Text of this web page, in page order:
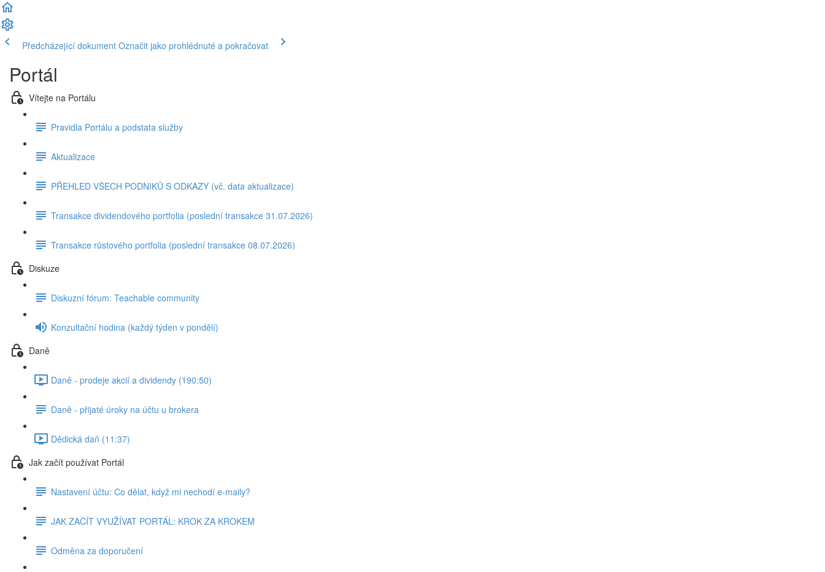
Předcházející dokument Označit jako prohlédnuté a pokračovat
Portál
Vítejte na Portálu
Pravidla Portálu a podstata služby
Aktualizace
PŘEHLED VŠECH PODNIKŮ S ODKAZY (vč. data aktualizace)
Transakce dividendového portfolia (poslední transakce 31.07.2026)
Transakce růstového portfolia (poslední transakce 08.07.2026)
Diskuze
Diskuzní fórum: Teachable community
Konzultační hodina (každý týden v pondělí)
Daně
Daně - prodeje akcií a dividendy (190:50)
Daně - přijaté úroky na účtu u brokera
Dědická daň (11:37)
Jak začít používat Portál
Nastavení účtu: Co dělat, když mi nechodí e-maily?
JAK ZAČÍT VYUŽÍVAT PORTÁL: KROK ZA KROKEM
Odměna za doporučení